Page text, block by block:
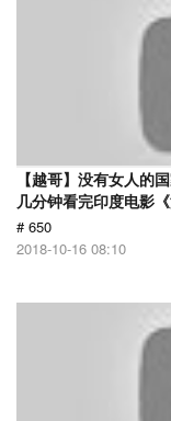
【越哥】没有女人的
几分钟看完印度电影
# 650
2018-10-16 08:10